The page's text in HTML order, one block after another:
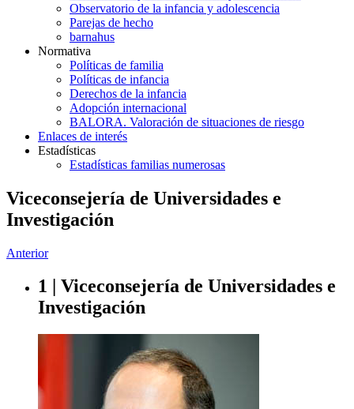
Observatorio de la infancia y adolescencia
Parejas de hecho
barnahus
Normativa
Políticas de familia
Políticas de infancia
Derechos de la infancia
Adopción internacional
BALORA. Valoración de situaciones de riesgo
Enlaces de interés
Estadísticas
Estadísticas familias numerosas
Viceconsejería de Universidades e
Investigación
Anterior
1 | Viceconsejería de Universidades e
Investigación